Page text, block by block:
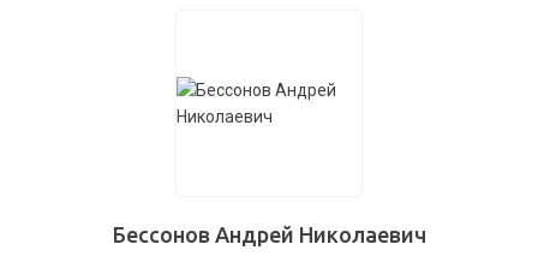
Бессонов Андрей Николаевич